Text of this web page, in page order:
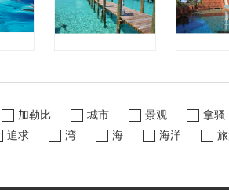
加勒比 城市 景观
拿骚
追求 湾 海 海洋